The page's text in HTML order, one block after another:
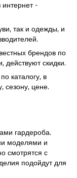
-
так и одежды, и
брендов по
действуют скидки.
каталогу, в
сезону, цене.
гардероба.
моделями и
смотрятся с
подойдут для